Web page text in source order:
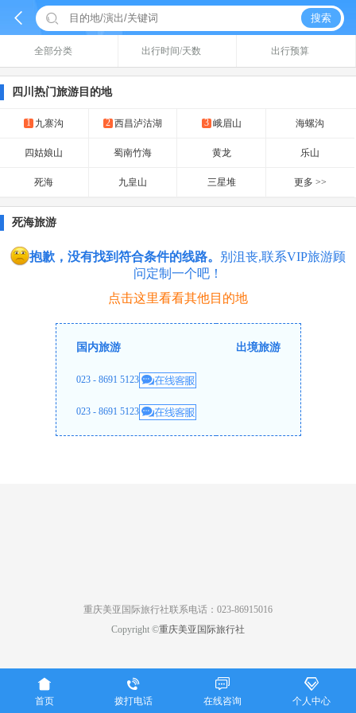
  搜索
全部分类 出行时间/天数 出行预算
四川热门旅游目的地
1 九寨沟 2 西昌泸沽湖 3 峨眉山 海螺沟
四姑娘山 蜀南竹海 黄龙 乐山
死海 九皇山 三星堆 更多 >>
死海旅游
抱歉，没有找到符合条件的线路。 别沮丧,联系VIP旅游顾
问定制一个吧！
点击这里看看其他目的地
国内旅游
023 - 8691 5123
023 - 8691 5123
出境旅游
重庆美亚国际旅行社联系电话：023-86915016
Copyright ©重庆美亚国际旅行社

首页

拨打电话

在线咨询

个人中心